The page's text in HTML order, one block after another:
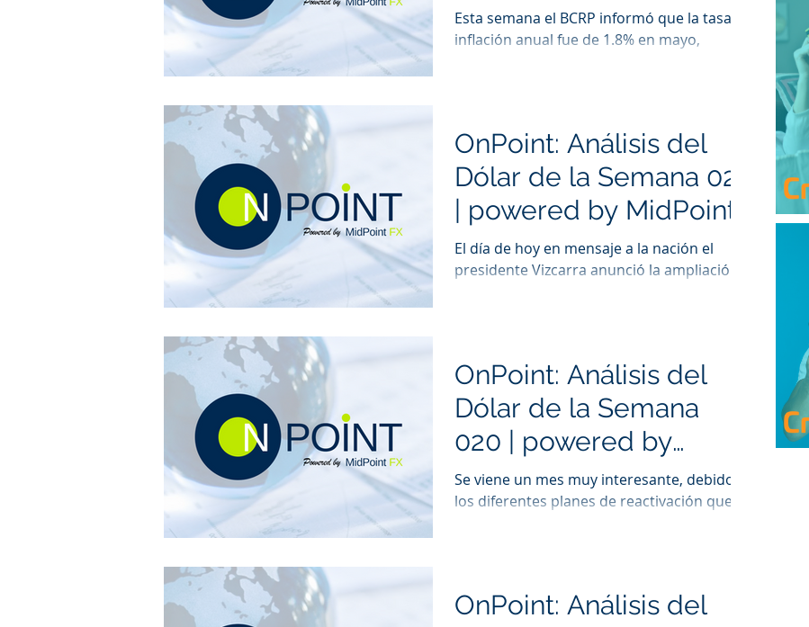
Esta semana el BCRP informó que la tasa de
inflación anual fue de 1.8% en mayo,
OnPoint: Análisis del
Dólar de la Semana 021
| powered by MidPoint
El día de hoy en mensaje a la nación el
presidente Vizcarra anunció la ampliación
OnPoint: Análisis del
Dólar de la Semana
020 | powered by
MidPoint
Se viene un mes muy interesante, debido a
los diferentes planes de reactivación que se
OnPoint: Análisis del